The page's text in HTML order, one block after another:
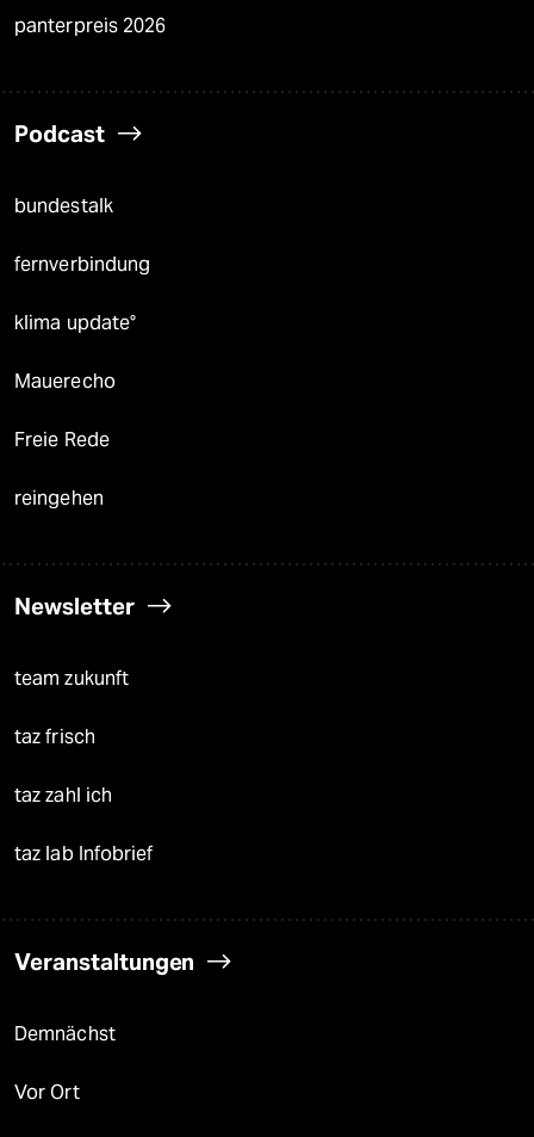
panterpreis 2026
Podcast
bundestalk
fernverbindung
klima update°
Mauerecho
Freie Rede
reingehen
Newsletter
team zukunft
taz frisch
taz zahl ich
taz lab Infobrief
Veranstaltungen
Demnächst
Vor Ort